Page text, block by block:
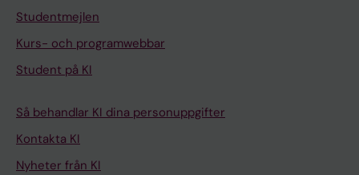
Studentmejlen
Kurs- och programwebbar
Student på KI
Så behandlar KI dina personuppgifter
Kontakta KI
Nyheter från KI